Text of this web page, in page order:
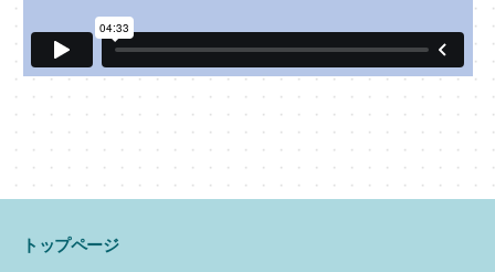
トップページ